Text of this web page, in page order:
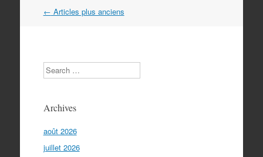
Navigation
← Articles plus anciens
Search
Archives
août 2026
juillet 2026